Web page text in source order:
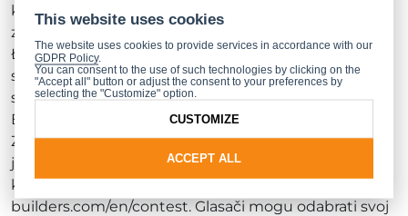
konstruirana korištenjem sustava ALUPROF“, žiri
započinje svoje rasprave. Žiri, na čelu s Przemo
Łukasikom, suosnivačem poznatog arhitektonskog
studija Medusa Group, uključuje ugledne arhitekte i
stručnjake kao što su Maciej Franta, Karol Fiedor,
Bożenna Wawrzyniak-Mańko, Elżbieta Dziubak i
Zbigniew Poraj. Paralelno s tim, natjecanje poziva
javnost na online glasovanje od 16. srpnja do 16.
kolovoza 2024. na https://future-
builders.com/en/contest. Glasači mogu odabrati svoj
This website uses cookies
The website uses cookies to provide services in accordance with our
GDPR Policy.
You can consent to the use of such technologies by clicking on the
"Accept all" button or adjust the consent to your preferences by
selecting the "Customize" option.
ACCEPT ALL
CUSTOMIZE